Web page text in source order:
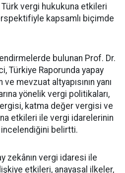
Türk vergi hukukuna etkileri
kapsamlı biçimde
bulunan Prof. Dr.
Türkiye Raporunda yapay
ve mevzuat altyapısının yanı
yönelik vergi politikaları,
katma değer vergisi ve
etkileri ile vergi idarelerinin
incelendiğini belirtti.
zekânın vergi idaresi ile
etkileri, anayasal ilkeler,